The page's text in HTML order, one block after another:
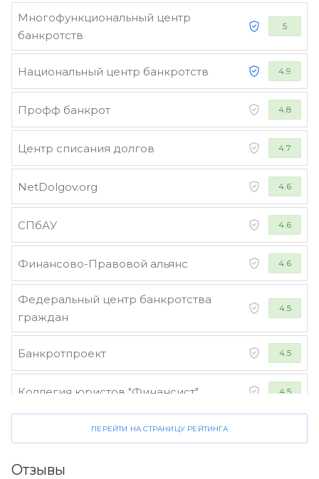
Многофункциональный центр
банкротств
5
Национальный центр банкротств 4.9
Профф банкрот 4.8
Центр списания долгов 4.7
NetDolgov.org 4.6
СПбАУ 4.6
Финансово-Правовой альянс 4.6
Федеральный центр банкротства
граждан
4.5
Банкротпроект 4.5
Коллегия юристов "Финансист" 4.5
ПЕРЕЙТИ НА СТРАНИЦУ РЕЙТИНГА
Отзывы